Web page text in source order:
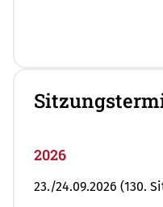
2026
23./24.09.2026 (130.